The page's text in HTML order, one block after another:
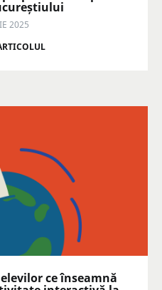
2025
ce înseamnă